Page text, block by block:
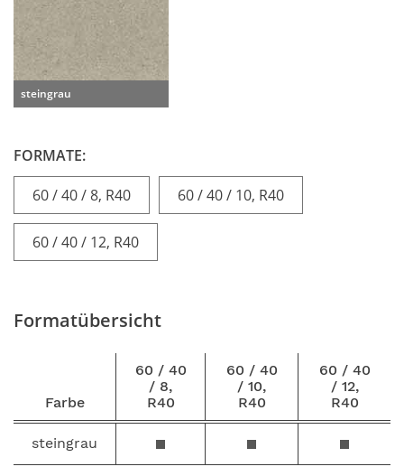
steingrau
FORMATE:
60 / 40 / 8, R40
60 / 40 / 10, R40
60 / 40 / 12, R40
Formatübersicht
Farbe
60 / 40
/ 8,
R40
60 / 40
/ 10,
R40
60 / 40
/ 12,
R40
steingrau